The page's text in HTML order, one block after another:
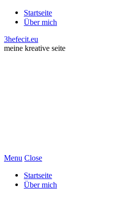
Startseite
Über mich
3hefecit.eu
meine kreative seite
Menu Close
Startseite
Über mich